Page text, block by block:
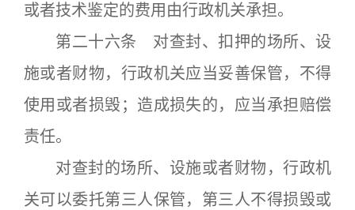
或者技术鉴定的费用由行政机关承担。
第二十六条 对查封、扣押的场所、设
施或者财物，行政机关应当妥善保管，不得
使用或者损毁；造成损失的，应当承担赔偿
责任。
对查封的场所、设施或者财物，行政机
关可以委托第三人保管，第三人不得损毁或